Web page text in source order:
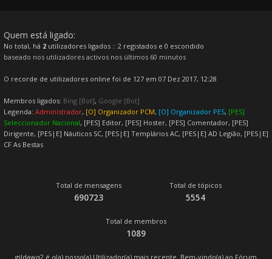
Quem está ligado:
No total, há 2 utilizadores ligados :: 2 registados e 0 escondido
baseado nos utilizadores activos nos últimos 60 minutos
O recorde de utilizadores online foi de 127 em 07 Dez 2017, 12:28
Membros ligados: Bing [Bot], Google [Bot]
Legenda: Administrador, [O] Organizador PCM, [O] Organizador PES, [PES]
Seleccionador Nacional, [PES] Editor, [PES] Hoster, [PES] Comentador, [PES]
Dirigente, [PES|E] Náuticos SC, [PES|E] Templários AC, [PES|E] AD Legião, [PES|E]
CF As Bestas
Total de mensagens
690723
Total de tópicos
5554
Total de membros
1089
gildawq2 é o(a) nosso(a) Utilizador(a) mais recente. Bem-vindo(a) ao Fórum